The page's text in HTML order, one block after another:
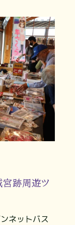
跡周遊ツ
ネットバス